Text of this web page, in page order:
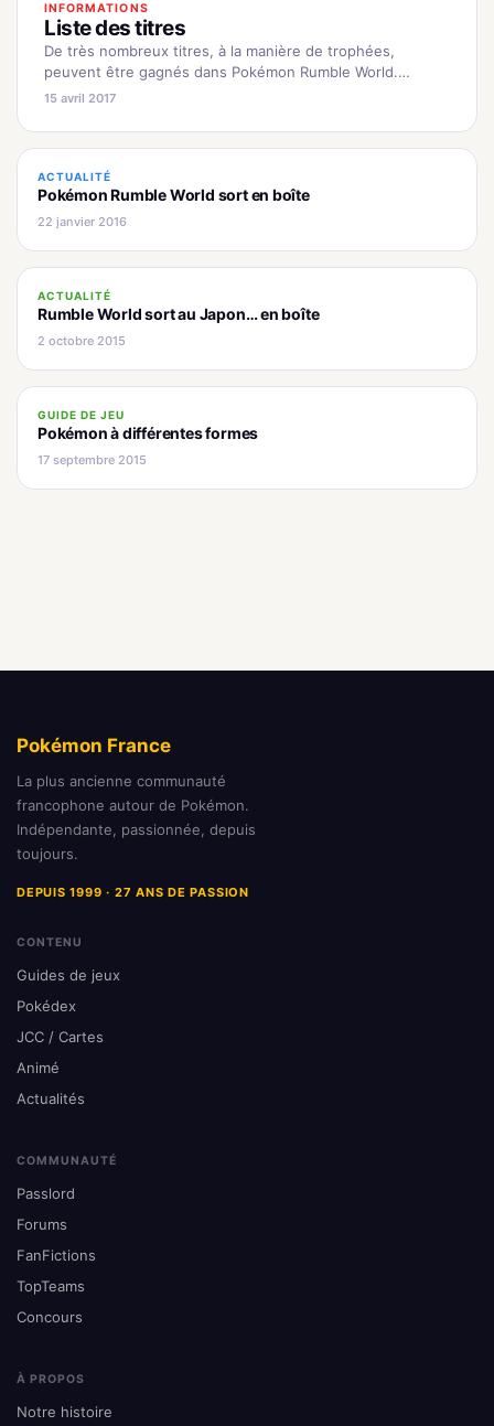
INFORMATIONS
Liste des titres
De très nombreux titres, à la manière de trophées,
peuvent être gagnés dans Pokémon Rumble World.
Certains sont gratifiants, d'autres beaucoup moins... La
15 avril 2017
ACTUALITÉ
Pokémon Rumble World sort en boîte
22 janvier 2016
ACTUALITÉ
Rumble World sort au Japon… en boîte
2 octobre 2015
GUIDE DE JEU
Pokémon à différentes formes
17 septembre 2015
Pokémon France
La plus ancienne communauté
francophone autour de Pokémon.
Indépendante, passionnée, depuis
toujours.
DEPUIS 1999 · 27 ANS DE PASSION
CONTENU
Guides de jeux
Pokédex
JCC / Cartes
Animé
Actualités
COMMUNAUTÉ
Passlord
Forums
FanFictions
TopTeams
Concours
À PROPOS
Notre histoire